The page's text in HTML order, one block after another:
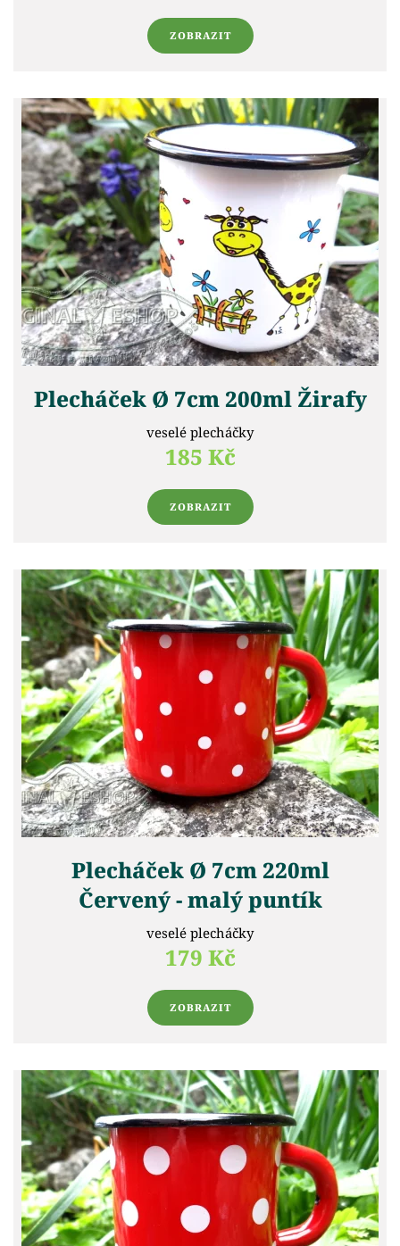
ZOBRAZIT
Plecháček Ø 7cm 200ml Žirafy
veselé plecháčky
185 Kč
ZOBRAZIT
Plecháček Ø 7cm 220ml
Červený - malý puntík
veselé plecháčky
179 Kč
ZOBRAZIT